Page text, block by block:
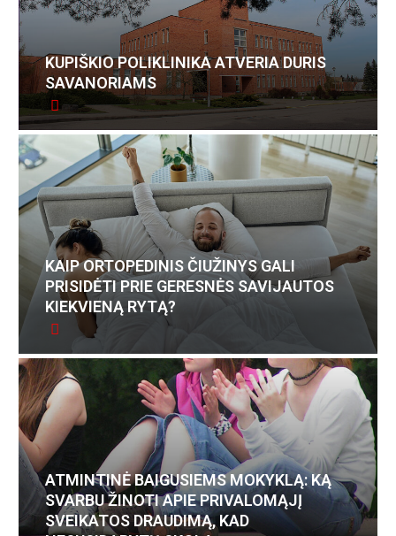
KUPIŠKIO POLIKLINIKA ATVERIA DURIS
SAVANORIAMS
KAIP ORTOPEDINIS ČIUŽINYS GALI
PRISIDĖTI PRIE GERESNĖS SAVIJAUTOS
KIEKVIENĄ RYTĄ?
ATMINTINĖ BAIGUSIEMS MOKYKLĄ: KĄ
SVARBU ŽINOTI APIE PRIVALOMĄJĮ
SVEIKATOS DRAUDIMĄ, KAD